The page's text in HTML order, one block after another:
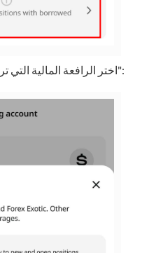
اختر الرافعة المالية التي تريدها وانقر على "تأكيد":